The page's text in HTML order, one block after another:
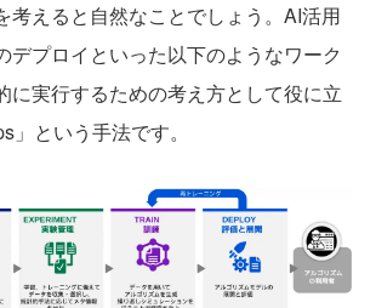
考えると自然なことでしょう。AI活用
デプロイといった以下のようなワーク
に実行するための考え方として役に立
」という手法です。